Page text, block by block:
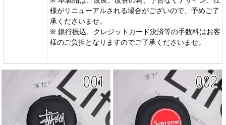
様がリニューアルされる場合がございので、予めご了
承くださいませ。
※ 銀行振込、クレジットカード決済等の手数料はお客
様のご負担となりますのでご了承くださいませ。